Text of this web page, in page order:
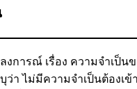
งการณ์ เรื่อง ความจำเป็
า ไม่มีความจำเป็นต้องเ